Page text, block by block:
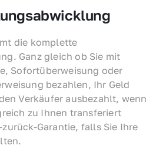
die komplette
Ganz gleich ob Sie mit
Sofortüberweisung oder
bezahlen, Ihr Geld
Verkäufer ausbezahlt, wenn
zu Ihnen transferiert
Garantie, falls Sie Ihre